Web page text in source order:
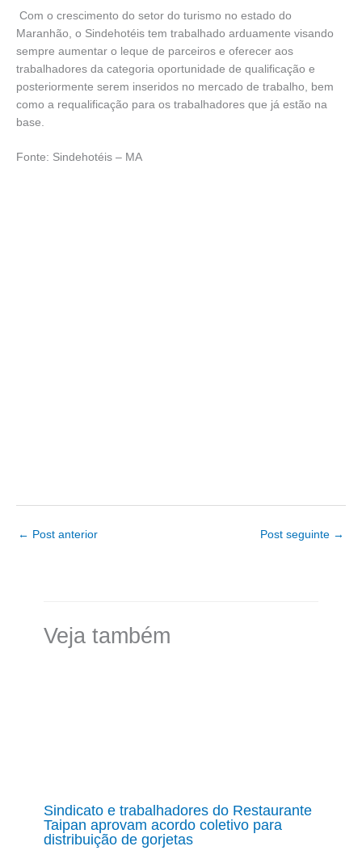
Com o crescimento do setor do turismo no estado do
Maranhão, o Sindehotéis tem trabalhado arduamente visando
sempre aumentar o leque de parceiros e oferecer aos
trabalhadores da categoria oportunidade de qualificação e
posteriormente serem inseridos no mercado de trabalho, bem
como a requalificação para os trabalhadores que já estão na
base.
Fonte: Sindehotéis – MA
← Post anterior Post seguinte →
Veja também
Sindicato e trabalhadores do Restaurante
Taipan aprovam acordo coletivo para
distribuição de gorjetas